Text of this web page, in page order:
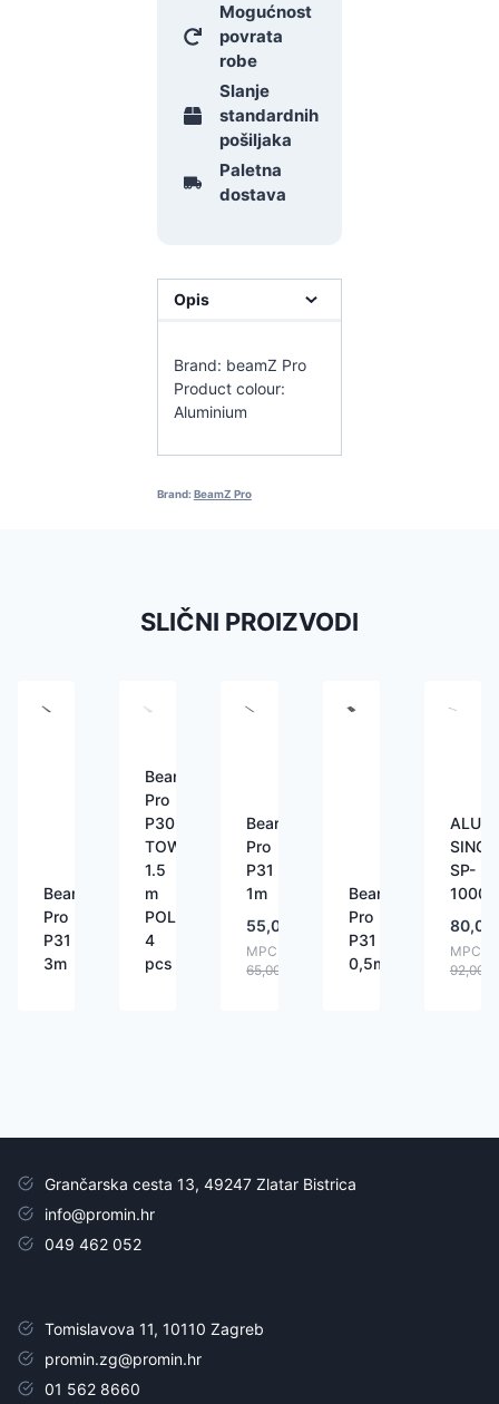
Mogućnost
povrata
robe
Slanje
standardnih
pošiljaka
Paletna
dostava
Opis
Brand: beamZ Pro
Product colour:
Aluminium
Brand:BeamZ Pro
SLIČNI PROIZVODI
BeamZ
Pro
P31
3m
BeamZ
Pro
P30
TOWER
1.5
m
POLES
4
pcs
BeamZ
Pro
P31
1m
55,00
MPC:
65,00
BeamZ
Pro
P31
0,5m
SP-
1000
80,00
MPC:
92,00
Grančarska cesta 13, 49247 Zlatar Bistrica
info@promin.hr
049 462 052
Tomislavova 11, 10110 Zagreb
promin.zg@promin.hr
01 562 8660